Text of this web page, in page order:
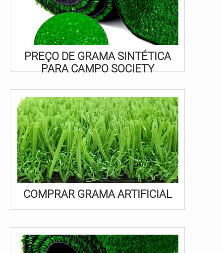
PREÇO DE GRAMA SINTÉTICA
PARA CAMPO SOCIETY
COMPRAR GRAMA ARTIFICIAL